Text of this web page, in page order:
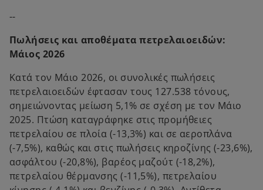
n
n
a
n
e
w
t
a
b
--
Πωλήσεις και αποθέματα πετρελαιοειδών:
Μάιος 2026
Κατά τον Μάιο 2026, οι συνολικές πωλήσεις
πετρελαιοειδών έφτασαν τους 127.538 τόνους,
σημειώνοντας μείωση 5,1% σε σχέση με τον Μάιο
2025. Πτώση καταγράφηκε στις προμήθειες
πετρελαίου σε πλοία (-13,3%) και σε αεροπλάνα
(-7,5%), καθώς και στις πωλήσεις κηροζίνης (-23,6%),
ασφάλτου (-20,8%), βαρέος μαζούτ (-18,2%),
πετρελαίου θέρμανσης (-11,5%), πετρελαίου